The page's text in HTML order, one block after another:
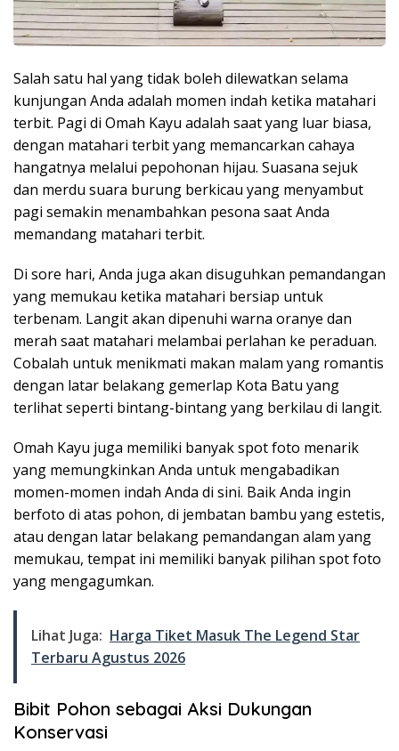
Salah satu hal yang tidak boleh dilewatkan selama
kunjungan Anda adalah momen indah ketika matahari
terbit. Pagi di Omah Kayu adalah saat yang luar biasa,
dengan matahari terbit yang memancarkan cahaya
hangatnya melalui pepohonan hijau. Suasana sejuk
dan merdu suara burung berkicau yang menyambut
pagi semakin menambahkan pesona saat Anda
memandang matahari terbit.
Di sore hari, Anda juga akan disuguhkan pemandangan
yang memukau ketika matahari bersiap untuk
terbenam. Langit akan dipenuhi warna oranye dan
merah saat matahari melambai perlahan ke peraduan.
Cobalah untuk menikmati makan malam yang romantis
dengan latar belakang gemerlap Kota Batu yang
terlihat seperti bintang-bintang yang berkilau di langit.
Omah Kayu juga memiliki banyak spot foto menarik
yang memungkinkan Anda untuk mengabadikan
momen-momen indah Anda di sini. Baik Anda ingin
berfoto di atas pohon, di jembatan bambu yang estetis,
atau dengan latar belakang pemandangan alam yang
memukau, tempat ini memiliki banyak pilihan spot foto
yang mengagumkan.
Lihat Juga: Harga Tiket Masuk The Legend Star
Terbaru Agustus 2026
Bibit Pohon sebagai Aksi Dukungan
Konservasi